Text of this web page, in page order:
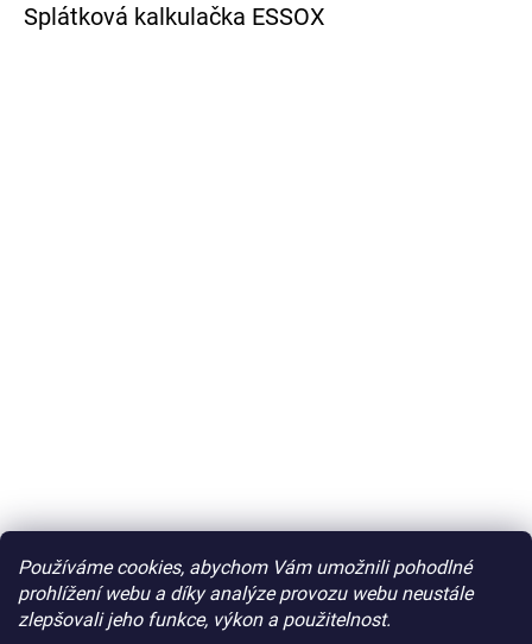
Používáme cookies, abychom Vám umožnili pohodlné
prohlížení webu a díky analýze provozu webu neustále
zlepšovali jeho funkce, výkon a použitelnost.
Splátková kalkulačka ESSOX